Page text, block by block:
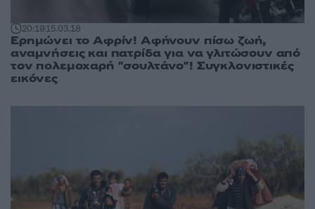
20:1915.03.18
Ερημώνει το Αφρίν! Αφήνουν πίσω ζωή,
αναμνήσεις και πατρίδα για να γλιτώσουν από
τον πολεμοχαρή "σουλτάνο"! Συγκλονιστικές
εικόνες